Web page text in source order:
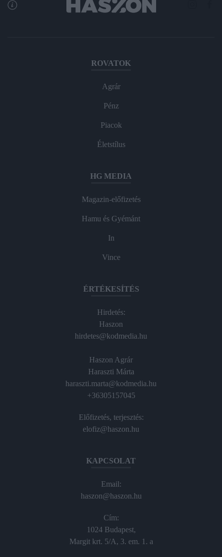
ROVATOK
Agrár
Pénz
Piacok
Életstílus
HG MEDIA
Magazin-előfizetés
Hamu és Gyémánt
In
Vince
ÉRTÉKESÍTÉS
Hirdetés:
Haszon
hirdetes@kodmedia.hu
Haszon Agrár
Haraszti Márta
haraszti.marta@kodmedia.hu
+36305157045
Előfizetés, terjesztés:
elofiz@haszon.hu
KAPCSOLAT
Email:
haszon@haszon.hu
Cím:
1024 Budapest,
Margit krt. 5/A, 3. em. 1. a